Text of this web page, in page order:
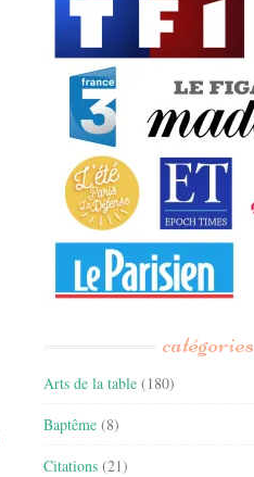
catégories
Arts de la table (180)
Baptême (8)
Citations (21)